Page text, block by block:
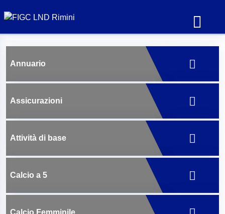
Annuario
Assicurazioni
Attività di base
Calcio a 5
Calcio Femminile